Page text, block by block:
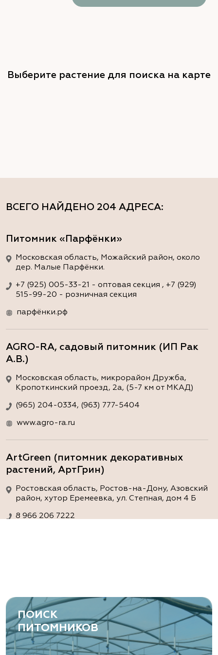
ВСЕГО НАЙДЕНО 204 АДРЕСА:
Питомник «Парфёнки»
Московская область, Можайский район, около
дер. Малые Парфёнки.
+7 (925) 005-33-21 - оптовая секция , +7 (929)
515-99-20 - розничная секция
парфёнки.рф
AGRO-RA, садовый питомник (ИП Рак
А.В.)
Московская область, микрорайон Дружба,
Кропоткинский проезд, 2а, (5-7 км от МКАД)
(965) 204-0334, (963) 777-5404
www.agro-ra.ru
ArtGreen (питомник декоративных
растений, АртГрин)
Ростовская область, Ростов-на-Дону, Азовский
район, хутор Еремеевка, ул. Степная, дом 4 Б
8 966 206 7222
Ростовская область, Ростов-на-Дону,
Левобережная ул, дом № 37
8 966 206 7222
www.art-green.ru
Выберите растение для поиска на карте
ПОИСК
ПИТОМНИКОВ